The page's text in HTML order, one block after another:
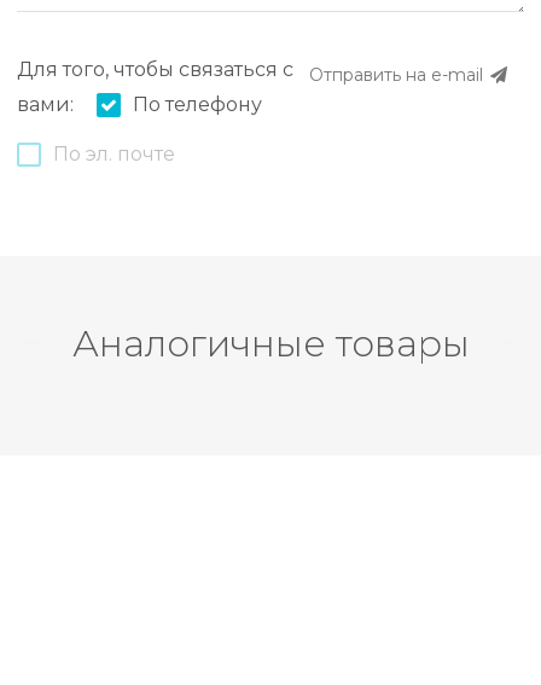
Отправить на e-mail
Для того, чтобы связаться с
вами:
По телефону
По эл. почте
Аналогичные товары